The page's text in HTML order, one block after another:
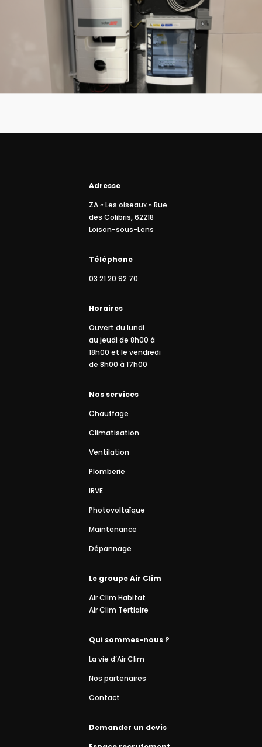
Adresse
ZA « Les oiseaux » Rue
des Colibris, 62218
Loison-sous-Lens
Téléphone
03 21 20 92 70
Horaires
Ouvert du lundi
au jeudi de 8h00 à
18h00 et le vendredi
de 8h00 à 17h00
Nos services
Chauffage
Climatisation
Ventilation
Plomberie
IRVE
Photovoltaïque
Maintenance
Dépannage
Le groupe Air Clim
Air Clim Habitat
Air Clim Tertiaire
Qui sommes-nous ?
La vie d’Air Clim
Nos partenaires
Contact
Demander un devis